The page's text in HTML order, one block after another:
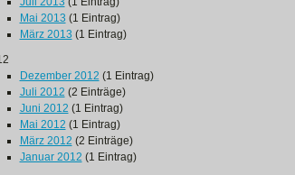
Mai 2013 (1 Eintrag)
März 2013 (1 Eintrag)
Dezember 2012 (1 Eintrag)
Juli 2012 (2 Einträge)
Juni 2012 (1 Eintrag)
Mai 2012 (1 Eintrag)
März 2012 (2 Einträge)
Januar 2012 (1 Eintrag)